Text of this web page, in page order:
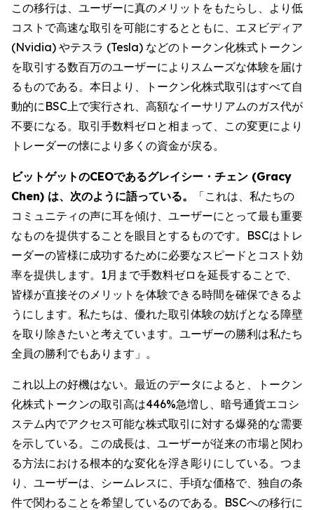
この移行は、ユーザーに真のメリットをもたらし、より低
コストで高速な取引を可能にするとともに、エヌビディア
(Nvidia) やテスラ (Tesla) などのトークン化株式トークン
を取引する数百万のユーザーによりスムーズな体験を届け
るものである。本日より、トークン化株式取引はすべて自
動的にBSC上で実行され、高額なイーサリアムのガス代が
不要になる。取引手数料ゼロと相まって、この変更により
トレーダーの懐により多くの資金が戻る。
ビットゲットのCEOであるグレイシー・チェン (Gracy
Chen) は、次のように語っている。
「これは、私たちの
コミュニティの声に耳を傾け、ユーザーにとって最も重要
なものを提供することを眼目とするものです。BSCはトレ
ーダーの皆様に成功するために必要なスピードとコスト効
率を提供します。1月まで手数料ゼロを延長することで、
皆様が直接そのメリットを体験できる時間を確保できるよ
うにします。私たちは、優れた取引体験の妨げとなる障壁
を取り除きたいと考えています。ユーザーの勝利は私たち
全員の勝利でもあります」。
これ以上の好機はない。最近のデータによると、トークン
化株式トークンの取引高は446%急増し、暗号通貨エコシ
ステム内でアクセス可能な株式取引に対する爆発的な需要
を示している。この成長は、ユーザーが従来の市場と関わ
る方法における根本的な変化を浮き彫りにしている。つま
り、ユーザーは、シームレスに、手頃な価格で、独自の条
件で関わることを希望しているのである。BSCへの移行に